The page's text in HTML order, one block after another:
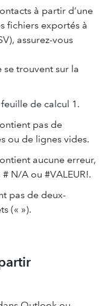
à partir d’une
fichiers exportés à
assurez-vous
se trouvent sur la
de calcul 1.
pas de
ou de lignes vides.
aucune erreur,
N/A ou #VALEUR!.
pas de deux-
(« »).